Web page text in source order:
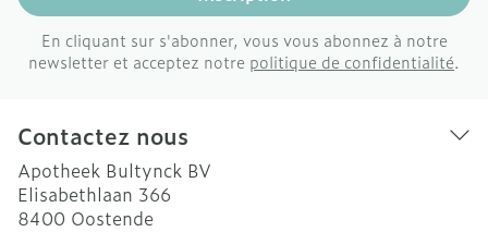
En cliquant sur s'abonner, vous vous abonnez à notre
newsletter et acceptez notre politique de confidentialité.
Contactez nous
Apotheek Bultynck BV
Elisabethlaan 366
8400 Oostende